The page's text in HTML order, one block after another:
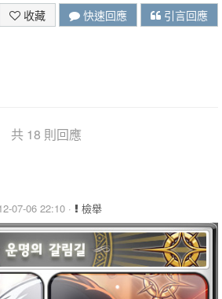
收藏 快速回應 引言回應
共 18 則回應
07-06 22:10 · 檢舉